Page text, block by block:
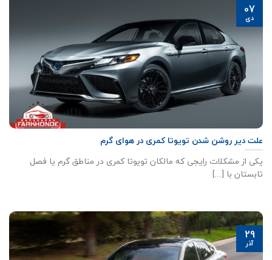
علت دیر روشن شدن تویوتا کمری در هوای گرم
یکی از مشکلات رایجی که مالکان تویوتا کمری در مناطق گرم یا فصل
تابستان با [...]
07
دی
29
آذر